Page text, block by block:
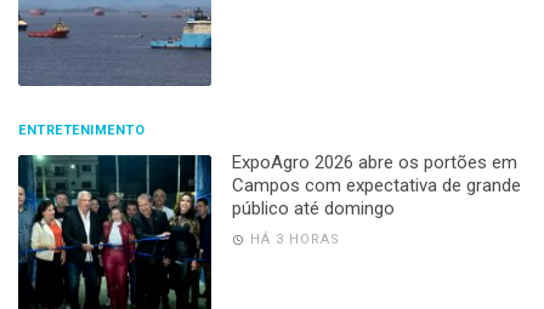
ENTRETENIMENTO
ExpoAgro 2026 abre os portões em
Campos com expectativa de grande
público até domingo
HÁ 3 HORAS